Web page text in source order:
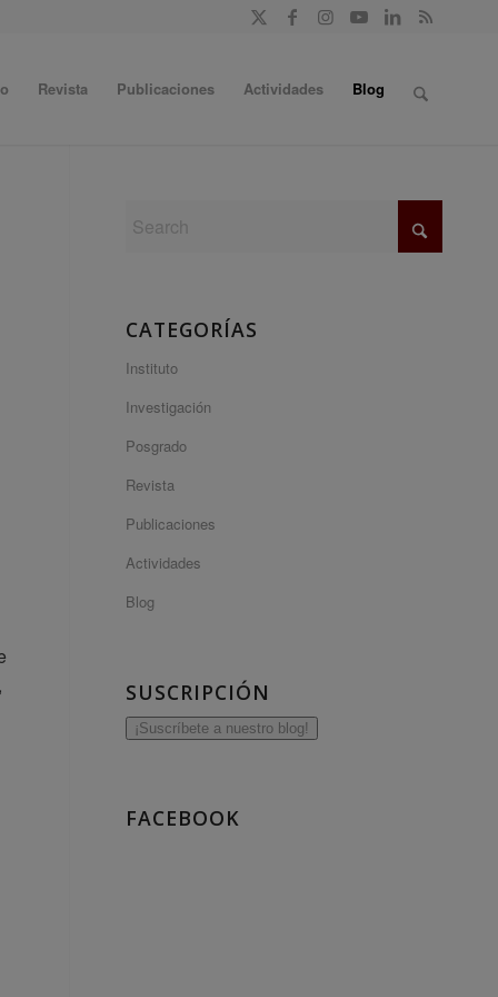
Revista Publicaciones Actividades Blog
CATEGORÍAS
Instituto
Investigación
Posgrado
Revista
Publicaciones
Actividades
Blog
SUSCRIPCIÓN
¡Suscríbete a nuestro blog!
FACEBOOK